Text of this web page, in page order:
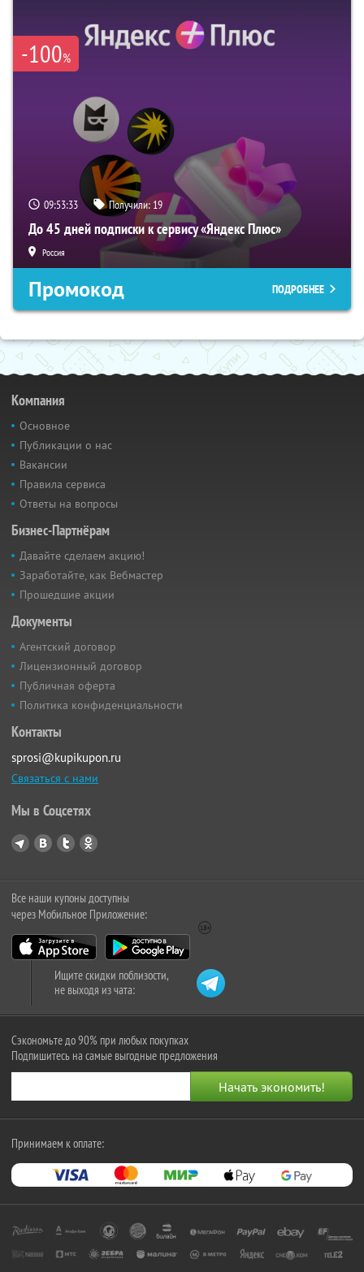
-100%
09:53:32 Получили: 19
До 45 дней подписки к сервису «Яндекс Плюс»
Россия
Промокод ПОДРОБНЕЕ
Компания
Основное
Публикации о нас
Вакансии
Правила сервиса
Ответы на вопросы
Бизнес-Партнёрам
Давайте сделаем акцию!
Заработайте, как Вебмастер
Прошедшие акции
Документы
Агентский договор
Лицензионный договор
Публичная оферта
Политика конфиденциальности
Контакты
sprosi@kupikupon.ru
Связаться с нами
Мы в Соцсетях
Все наши купоны доступны
через Мобильное Приложение:
Ищите скидки поблизости,
не выходя из чата:
Сэкономьте до 90% при любых покупках
Подпишитесь на самые выгодные предложения
Принимаем к оплате: